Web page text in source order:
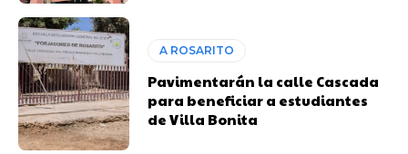
A ROSARITO
Pavimentarán la calle Cascada
para beneficiar a estudiantes
de Villa Bonita